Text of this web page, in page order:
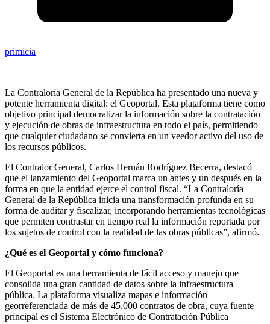
primicia
La Contraloría General de la República ha presentado una nueva y
potente herramienta digital: el Geoportal. Esta plataforma tiene como
objetivo principal democratizar la información sobre la contratación
y ejecución de obras de infraestructura en todo el país, permitiendo
que cualquier ciudadano se convierta en un veedor activo del uso de
los recursos públicos.
El Contralor General, Carlos Hernán Rodríguez Becerra, destacó
que el lanzamiento del Geoportal marca un antes y un después en la
forma en que la entidad ejerce el control fiscal. “La Contraloría
General de la República inicia una transformación profunda en su
forma de auditar y fiscalizar, incorporando herramientas tecnológicas
que permiten contrastar en tiempo real la información reportada por
los sujetos de control con la realidad de las obras públicas”, afirmó.
¿Qué es el Geoportal y cómo funciona?
El Geoportal es una herramienta de fácil acceso y manejo que
consolida una gran cantidad de datos sobre la infraestructura
pública. La plataforma visualiza mapas e información
georreferenciada de más de 45.000 contratos de obra, cuya fuente
principal es el Sistema Electrónico de Contratación Pública